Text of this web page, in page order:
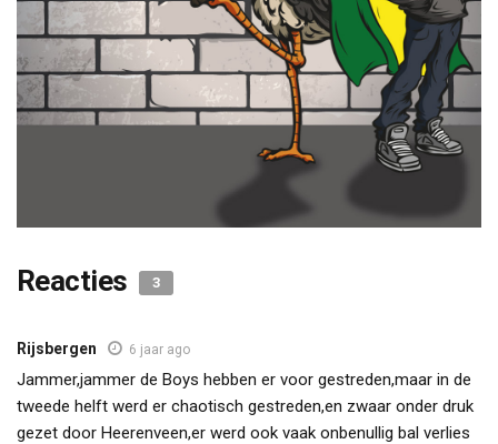
Reacties 3
Rijsbergen 6 jaar ago
Jammer,jammer de Boys hebben er voor gestreden,maar in de
tweede helft werd er chaotisch gestreden,en zwaar onder druk
gezet door Heerenveen,er werd ook vaak onbenullig bal verlies